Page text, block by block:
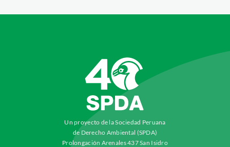
Un proyecto de la Sociedad Peruana
de Derecho Ambiental (SPDA)
Prolongación Arenales 437 San Isidro